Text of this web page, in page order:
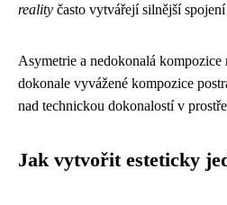
reality často vytvářejí silnější
Asymetrie a nedokonalá
dokonale vyvážené kompozice
nad technickou dokonalostí v
Jak vytvořit esteticky